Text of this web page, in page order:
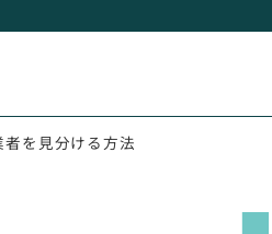
を見分ける方法